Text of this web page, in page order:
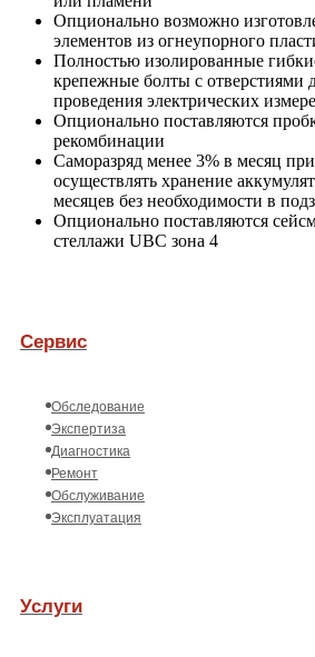
Опционально возможно
элементов из огнеупорного
Полностью изолированные
крепежные болты с отверстиями
проведения электрических
Опционально поставляются
рекомбинации
Саморазряд менее 3% в месяц
осуществлять хранение
месяцев без необходимости в
Опционально поставляются
стеллажи UBC зона 4
Сервис
Обследование
Экспертиза
Диагностика
Ремонт
Обслуживание
Эксплуатация
Услуги